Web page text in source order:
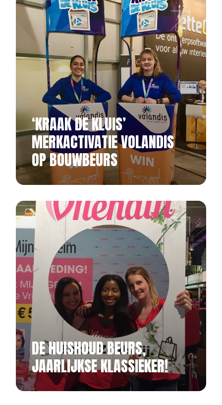
‘KRAAK DE KLUIS’
MERKACTIVATIE VOLANDIS
OP BOUWBEURS
DE HUISHOUD BEURS,
JAARLIJKSE KLASSIEKER!